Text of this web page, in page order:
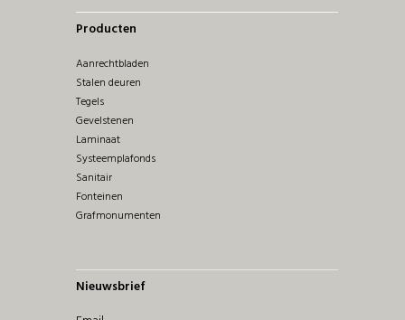
Producten
Aanrechtbladen
Stalen deuren
Tegels
Gevelstenen
Laminaat
Systeemplafonds
Sanitair
Fonteinen
Grafmonumenten
Nieuwsbrief